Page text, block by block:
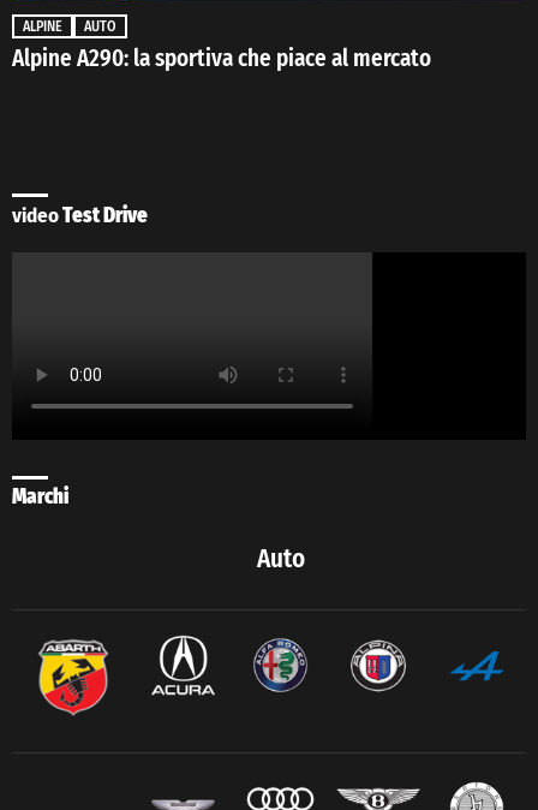
ALPINE AUTO
Alpine A290: la sportiva che piace al mercato
videoTest Drive
Marchi
Auto